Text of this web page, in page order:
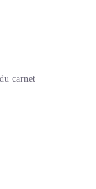
carnet